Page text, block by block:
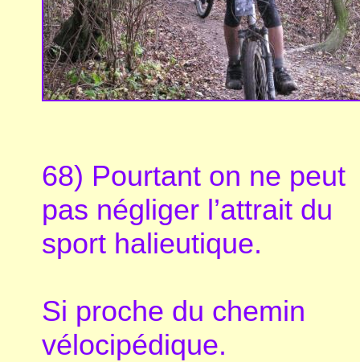
68) Pourtant on ne peut
pas négliger l’attrait du
sport halieutique.
Si proche du chemin
vélocipédique.